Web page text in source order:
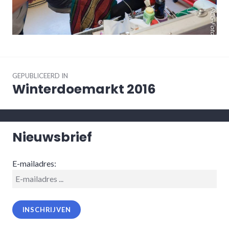
navigatie
GEPUBLICEERD IN
Winterdoemarkt 2016
Nieuwsbrief
E-mailadres: